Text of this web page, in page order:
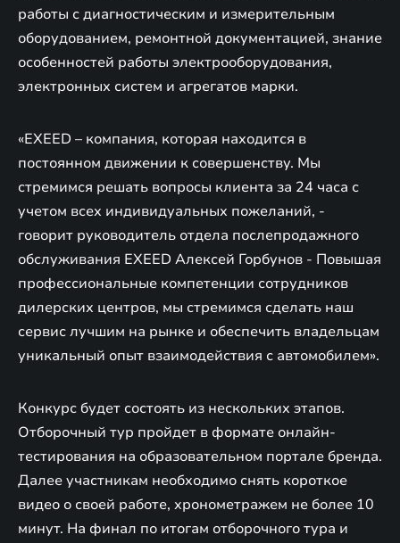
работы с диагностическим и измерительным
оборудованием, ремонтной документацией, знание
особенностей работы электрооборудования,
электронных систем и агрегатов марки.
«EXEED – компания, которая находится в
постоянном движении к совершенству. Мы
стремимся решать вопросы клиента за 24 часа с
учетом всех индивидуальных пожеланий, -
говорит руководитель отдела послепродажного
обслуживания EXEED Алексей Горбунов - Повышая
профессиональные компетенции сотрудников
дилерских центров, мы стремимся сделать наш
сервис лучшим на рынке и обеспечить владельцам
уникальный опыт взаимодействия с автомобилем».
Конкурс будет состоять из нескольких этапов.
Отборочный тур пройдет в формате онлайн-
тестирования на образовательном портале бренда.
Далее участникам необходимо снять короткое
видео о своей работе, хронометражем не более 10
минут. На финал по итогам отборочного тура и